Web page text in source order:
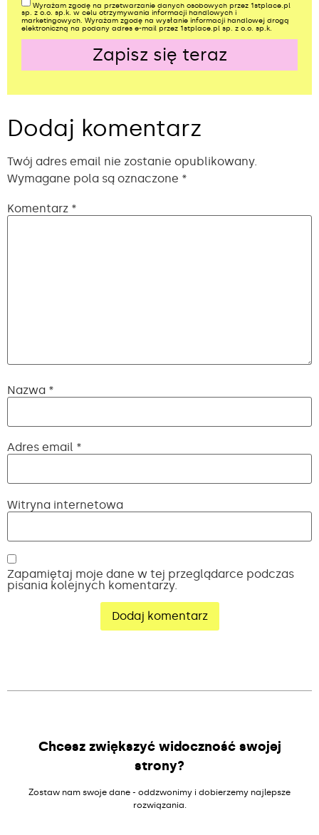
Wyrażam zgodę na przetwarzanie danych osobowych przez 1stplace.pl
sp. z o.o. sp.k. w celu otrzymywania informacji handlowych i
marketingowych. Wyrażam zgodę na wysłanie informacji handlowej drogą
elektroniczną na podany adres e-mail przez 1stplace.pl sp. z o.o. sp.k.
Zapisz się teraz
Dodaj komentarz
Twój adres email nie zostanie opublikowany.
Wymagane pola są oznaczone *
Komentarz *
Nazwa *
Adres email *
Witryna internetowa
Zapamiętaj moje dane w tej przeglądarce podczas
pisania kolejnych komentarzy.
Chcesz zwiększyć widoczność swojej
strony?
Zostaw nam swoje dane - oddzwonimy i dobierzemy najlepsze
rozwiązania.